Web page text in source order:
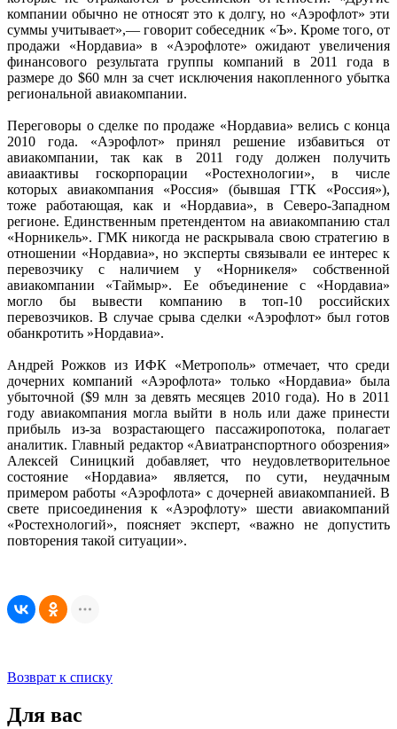
компании обычно не относят это к долгу, но «Аэрофлот» эти
суммы учитывает»,— говорит собеседник «Ъ». Кроме того, от
продажи «Нордавиа» в «Аэрофлоте» ожидают увеличения
финансового результата группы компаний в 2011 года в
размере до $60 млн за счет исключения накопленного убытка
региональной авиакомпании.
Переговоры о сделке по продаже «Нордавиа» велись с конца
2010 года. «Аэрофлот» принял решение избавиться от
авиакомпании, так как в 2011 году должен получить
авиаактивы госкорпорации «Ростехнологии», в числе
которых авиакомпания «Россия» (бывшая ГТК «Россия»),
тоже работающая, как и «Нордавиа», в Северо-Западном
регионе. Единственным претендентом на авиакомпанию стал
«Норникель». ГМК никогда не раскрывала свою стратегию в
отношении «Нордавиа», но эксперты связывали ее интерес к
перевозчику с наличием у «Норникеля» собственной
авиакомпании «Таймыр». Ее объединение с «Нордавиа»
могло бы вывести компанию в топ-10 российских
перевозчиков. В случае срыва сделки «Аэрофлот» был готов
обанкротить »Нордавиа».
Андрей Рожков из ИФК «Метрополь» отмечает, что среди
дочерних компаний «Аэрофлота» только «Нордавиа» была
убыточной ($9 млн за девять месяцев 2010 года). Но в 2011
году авиакомпания могла выйти в ноль или даже принести
прибыль из-за возрастающего пассажиропотока, полагает
аналитик. Главный редактор «Авиатранспортного обозрения»
Алексей Синицкий добавляет, что неудовлетворительное
состояние «Нордавиа» является, по сути, неудачным
примером работы «Аэрофлота» с дочерней авиакомпанией. В
свете присоединения к «Аэрофлоту» шести авиакомпаний
«Ростехнологий», поясняет эксперт, «важно не допустить
повторения такой ситуации».
Возврат к списку
Для вас